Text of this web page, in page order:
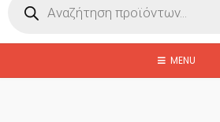
search
MENU